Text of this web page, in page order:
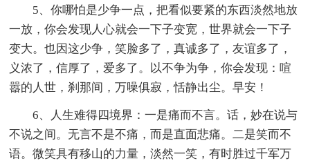
5、你哪怕是少争一点，把看似要紧的东西淡然地放
一放，你会发现人心就会一下子变宽，世界就会一下子
变大。也因这少争，笑脸多了，真诚多了，友谊多了，
义浓了，信厚了，爱多了。以不争为争，你会发现：喧
嚣的人世，刹那间，万噪俱寂，恬静出尘。早安！
6、人生难得四境界：一是痛而不言。话，妙在说与
不说之间。无言不是不痛，而是直面悲痛。二是笑而不
语。微笑具有移山的力量，淡然一笑，有时胜过千军万